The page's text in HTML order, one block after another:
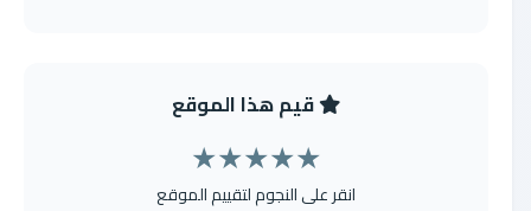
قيم هذا الموقع
★
★
★
★
★
انقر على النجوم لتقييم الموقع